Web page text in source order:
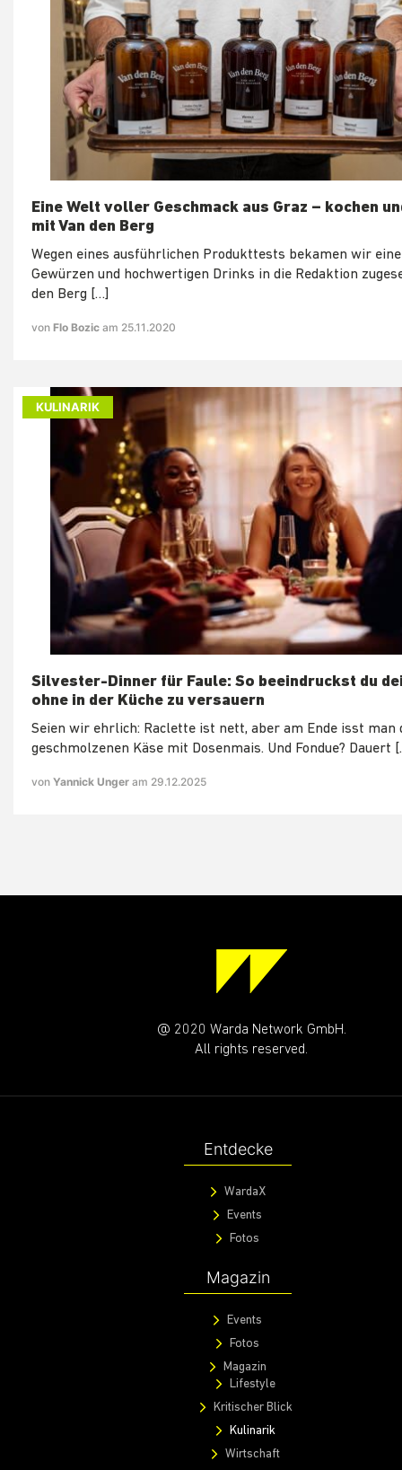
Eine Welt voller Geschmack aus Graz – kochen
mit Van den Berg
Wegen eines ausführlichen Produkttests bekamen wir eine
Gewürzen und hochwertigen Drinks in die Redaktion
den Berg […]
von Flo Bozic am 25.11.2020
KULINARIK
Silvester-Dinner für Faule: So beeindruckst du
ohne in der Küche zu versauern
Seien wir ehrlich: Raclette ist nett, aber am Ende isst man
geschmolzenen Käse mit Dosenmais. Und Fondue? Dauert
von Yannick Unger am 29.12.2025
@ 2020 Warda Network GmbH.
All rights reserved.
Entdecke
WardaX
Events
Fotos
Magazin
Events
Fotos
Magazin
Lifestyle
Kritischer Blick
Kulinarik
Wirtschaft